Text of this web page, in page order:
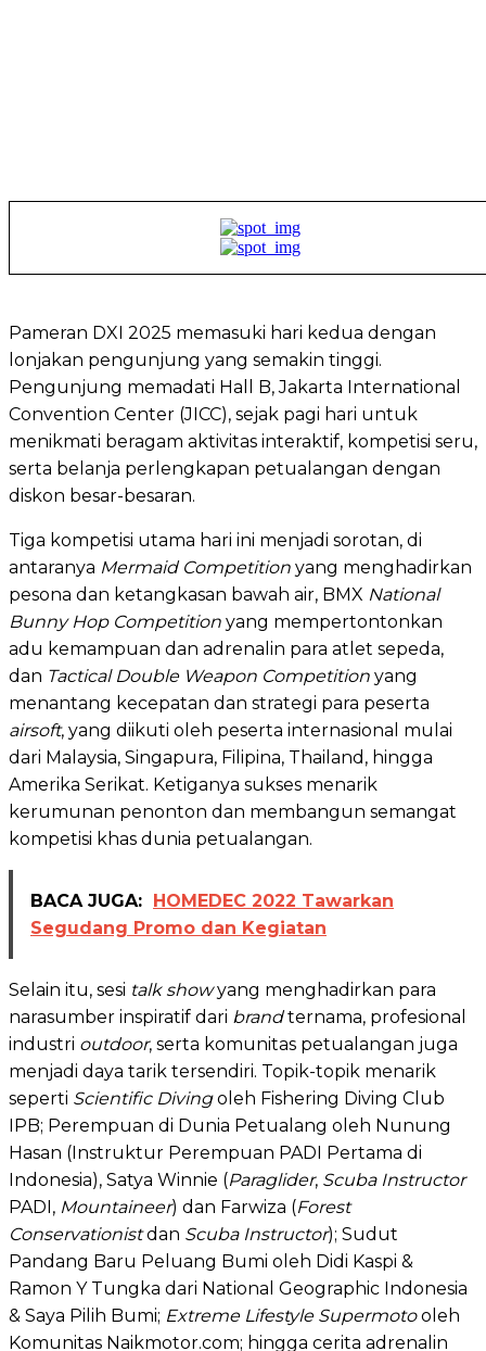
Pameran DXI 2025 memasuki hari kedua dengan
lonjakan pengunjung yang semakin tinggi.
Pengunjung memadati Hall B, Jakarta International
Convention Center (JICC), sejak pagi hari untuk
menikmati beragam aktivitas interaktif, kompetisi seru,
serta belanja perlengkapan petualangan dengan
diskon besar-besaran.
Tiga kompetisi utama hari ini menjadi sorotan, di
antaranya Mermaid Competition yang menghadirkan
pesona dan ketangkasan bawah air, BMX National
Bunny Hop Competition yang mempertontonkan
adu kemampuan dan adrenalin para atlet sepeda,
dan Tactical Double Weapon Competition yang
menantang kecepatan dan strategi para peserta
airsoft, yang diikuti oleh peserta internasional mulai
dari Malaysia, Singapura, Filipina, Thailand, hingga
Amerika Serikat. Ketiganya sukses menarik
kerumunan penonton dan membangun semangat
kompetisi khas dunia petualangan.
BACA JUGA: HOMEDEC 2022 Tawarkan
Segudang Promo dan Kegiatan
Selain itu, sesi talk showyang menghadirkan para
narasumber inspiratif dari brandternama, profesional
industri outdoor, serta komunitas petualangan juga
menjadi daya tarik tersendiri. Topik-topik menarik
seperti Scientific Divingoleh Fishering Diving Club
IPB; Perempuan di Dunia Petualang oleh Nunung
Hasan (Instruktur Perempuan PADI Pertama di
Indonesia), Satya Winnie (Paraglider, Scuba Instructor
PADI, Mountaineer) dan Farwiza (Forest
Conservationistdan Scuba Instructor); Sudut
Pandang Baru Peluang Bumi oleh Didi Kaspi &
Ramon Y Tungka dari National Geographic Indonesia
& Saya Pilih Bumi; Extreme Lifestyle Supermotooleh
Komunitas Naikmotor.com; hingga cerita adrenalin